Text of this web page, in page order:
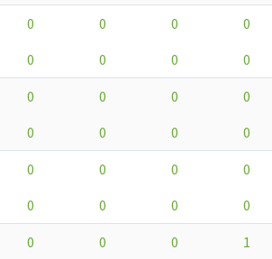
0 0 0
0
0 0 0 0
0 0 0
0
0 0 0 0
0 0 0
0
0 0 0 0
0 0 0
1